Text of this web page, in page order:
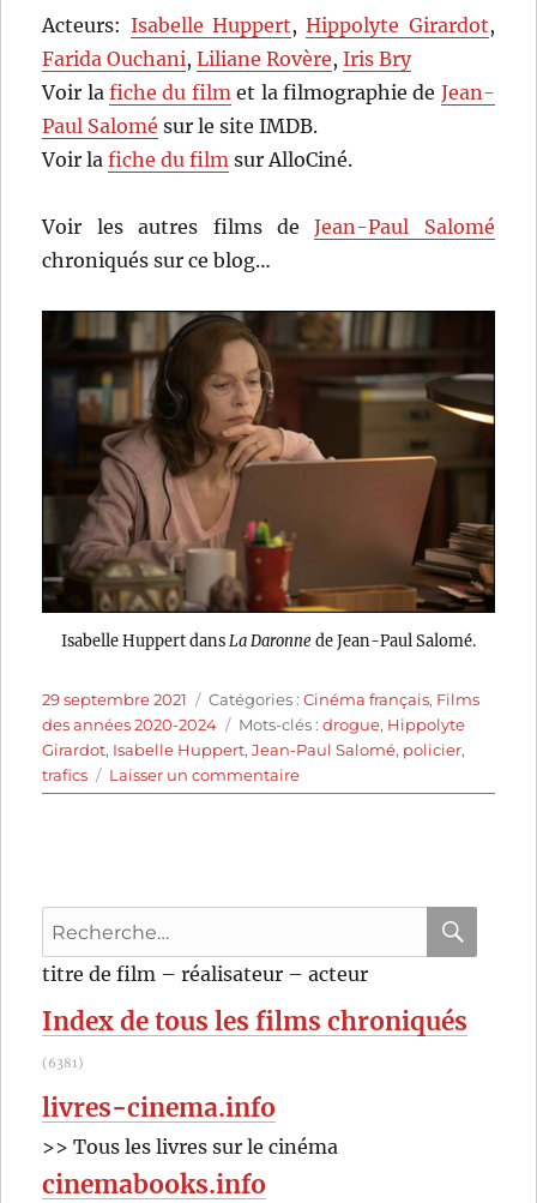
Acteurs: Isabelle Huppert,Hippolyte Girardot,
Farida Ouchani,Liliane Rovère,Iris Bry
Voir lafiche du filmet la filmographie de Jean-
Paul Salomé sur le site IMDB.
Voir lafiche du film sur AlloCiné.
Voir les autres films deJean-Paul Salomé
chroniqués sur ce blog…
Isabelle Huppert dans La Daronnede Jean-Paul Salomé.
Publié
le
29 septembre 2021 Catégories
Catégories :Cinéma français, Films
des années 2020-2024
Étiquettes
Mots-clés :drogue, Hippolyte
Girardot, Isabelle Huppert,Jean-Paul Salomé, policier,
trafics
Laisser un commentairesur
La
Recherche
pour
titre de film – réalisateur – acteur
Index de tous les films chroniqués
(6381)
livres-cinema.info
>> Tous les livres sur le cinéma
cinemabooks.info